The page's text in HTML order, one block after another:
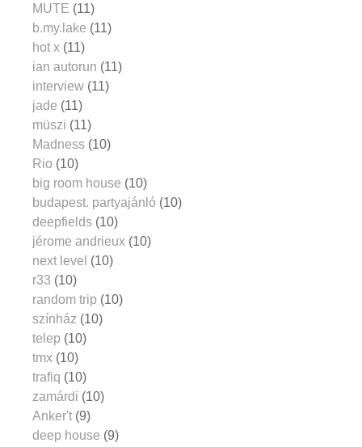
MUTE (11)
b.my.lake (11)
hot x (11)
ian autorun (11)
interview (11)
jade (11)
müszi (11)
Madness (10)
Rio (10)
big room house (10)
budapest. partyajánló (10)
deepfields (10)
jérome andrieux (10)
next level (10)
r33 (10)
random trip (10)
színház (10)
telep (10)
tmx (10)
trafiq (10)
zamárdi (10)
Anker't (9)
deep house (9)